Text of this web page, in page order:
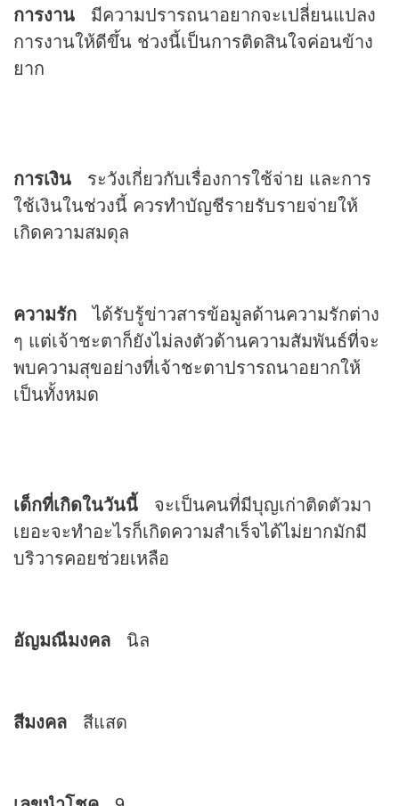
การงาน
มีความปรารถนาอยากจะเปลี่ยนแปลง
การงานให้ดีขึ้น ช่วงนี้เป็นการติดสินใจค่อนข้าง
ยาก
การเงิน ระวังเกี่ยวกับเรื่องการใช้จ่าย และการ
ใช้เงินในช่วงนี้ ควรทำบัญชีรายรับรายจ่ายให้
เกิดความสมดุล
ความรัก ได้รับรู้ข่าวสารข้อมูลด้านความรักต่าง
ๆ แต่เจ้าชะตาก็ยังไม่ลงตัวด้านความสัมพันธ์ที่จะ
พบความสุขอย่างที่เจ้าชะตาปรารถนาอยากให้
เป็นทั้งหมด
เด็กที่เกิดในวันนี้ จะเป็นคนที่มีบุญเก่าติดตัวมา
เยอะจะทำอะไรก็เกิดความสำเร็จได้ไม่ยากมักมี
บริวารคอยช่วยเหลือ
อัญมณีมงคล นิล
สีมงคล สีแสด